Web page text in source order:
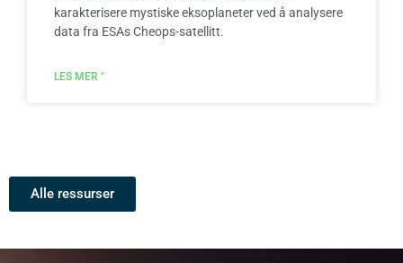
karakterisere mystiske eksoplaneter ved å analysere
data fra ESAs Cheops-satellitt.
LES MER "
Alle ressurser